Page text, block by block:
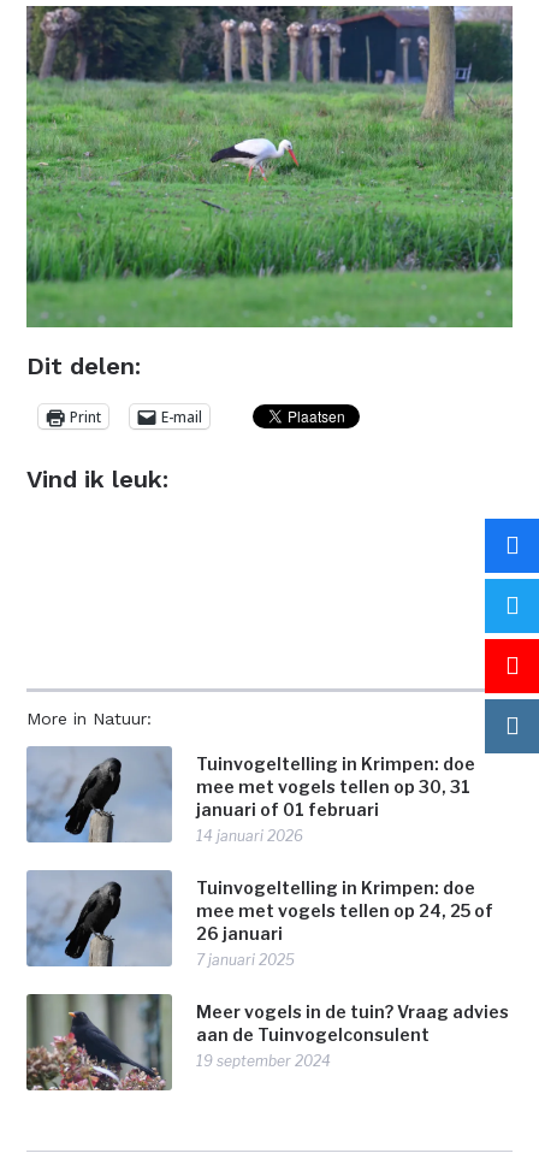
More in Natuur:
Tuinvogeltelling in Krimpen: doe
mee met vogels tellen op 30, 31
januari of 01 februari
14 januari 2026
Tuinvogeltelling in Krimpen: doe
mee met vogels tellen op 24, 25 of
26 januari
7 januari 2025
Meer vogels in de tuin? Vraag advies
aan de Tuinvogelconsulent
19 september 2024
Dit delen:
Print E-mail
Vind ik leuk: